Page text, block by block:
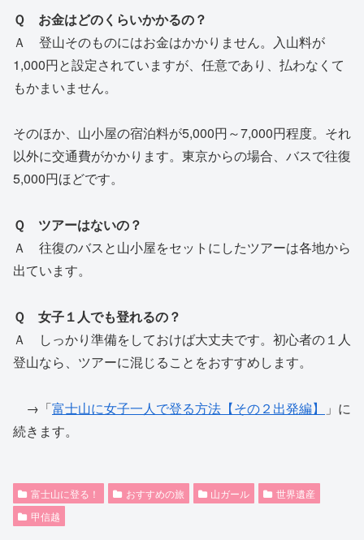
Ｑ お金はどのくらいかかるの？
Ａ 登山そのものにはお金はかかりません。入山料が
1,000円と設定されていますが、任意であり、払わなくて
もかまいません。
そのほか、山小屋の宿泊料が5,000円～7,000円程度。それ
以外に交通費がかかります。東京からの場合、バスで往復
5,000円ほどです。
Ｑ ツアーはないの？
Ａ 往復のバスと山小屋をセットにしたツアーは各地から
出ています。
Ｑ 女子１人でも登れるの？
Ａ しっかり準備をしておけば大丈夫です。初心者の１人
登山なら、ツアーに混じることをおすすめします。
→「富士山に女子一人で登る方法【その２出発編】
」に
続きます。
富士山に登る！ おすすめの旅 山ガール
世界遺産
甲信越